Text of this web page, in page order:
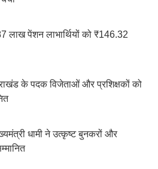
लाख पेंशन लाभार्थियों को ₹146.32
के पदक विजेताओं और प्रशिक्षकों को
धामी ने उत्कृष्ट बुनकरों और